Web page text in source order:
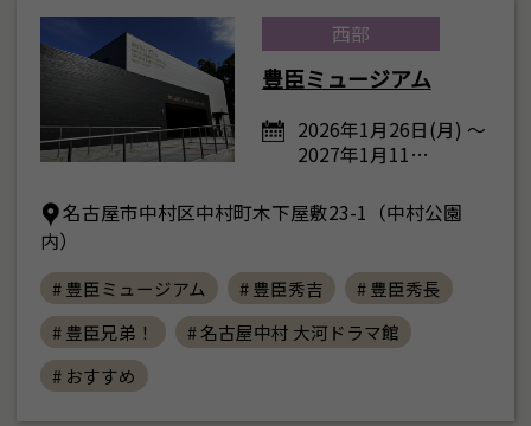
西部
豊臣ミュージアム
2026年1月26日(月) ～
2027年1月11…
名古屋市中村区中村町木下屋敷23-1（中村公園
内）
# 豊臣ミュージアム # 豊臣秀吉
# 豊臣秀長
# 豊臣兄弟！
# 名古屋中村 大河ドラマ館
# おすすめ